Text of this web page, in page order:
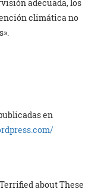
adecuada, los
climática no
en
about These